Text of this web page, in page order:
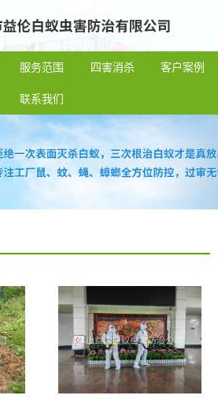
服务范围 四害消杀 客户案例
联系我们